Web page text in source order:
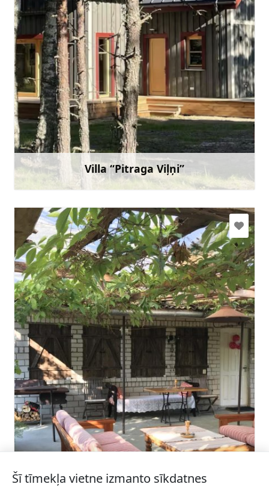
Villa “Pitraga Viļņi”
pitragavilni@gmail.com
29548052
Doties
Uzzināt vairāk
vetta63@inbox.lv
Šī tīmekļa vietne izmanto sīkdatnes